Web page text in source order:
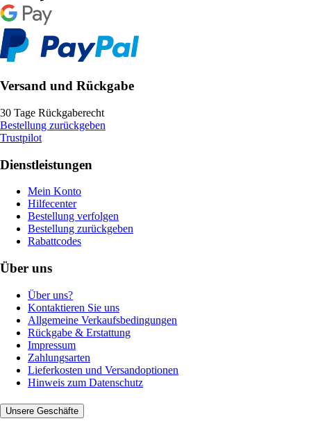
Versand und Rückgabe
30 Tage Rückgaberecht
Bestellung zurückgeben
Trustpilot
Dienstleistungen
Mein Konto
Hilfecenter
Bestellung verfolgen
Bestellung zurückgeben
Rabattcodes
Über uns
Über uns?
Kontaktieren Sie uns
Allgemeine Verkaufsbedingungen
Rückgabe & Erstattung
Impressum
Zahlungsarten
Lieferkosten und Versandoptionen
Hinweis zum Datenschutz
Unsere Geschäfte